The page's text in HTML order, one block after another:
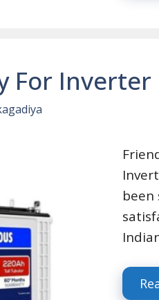
For Inverter
been